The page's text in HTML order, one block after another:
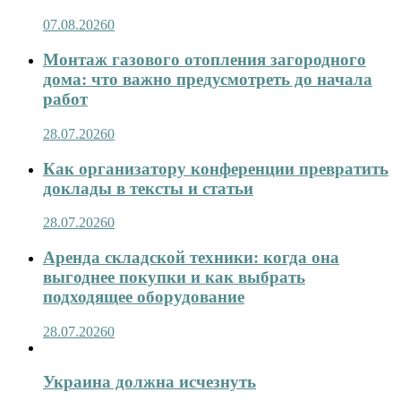
07.08.20260
Монтаж газового отопления загородного
дома: что важно предусмотреть до начала
работ
28.07.20260
Как организатору конференции превратить
доклады в тексты и статьи
28.07.20260
Аренда складской техники: когда она
выгоднее покупки и как выбрать
подходящее оборудование
28.07.20260
Украина должна исчезнуть